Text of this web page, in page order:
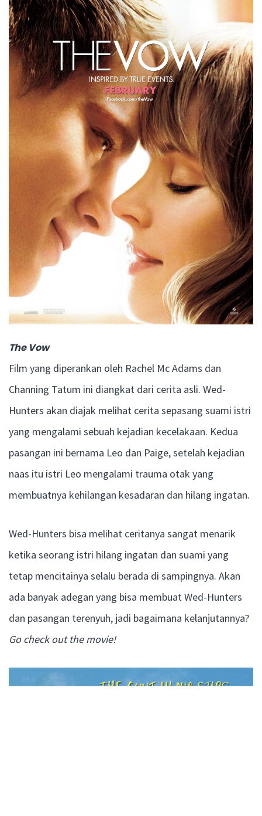
The Vow
Film yang diperankan oleh Rachel Mc Adams dan
Channing Tatum ini diangkat dari cerita asli. Wed-
Hunters akan diajak melihat cerita sepasang suami istri
yang mengalami sebuah kejadian kecelakaan. Kedua
pasangan ini bernama Leo dan Paige, setelah kejadian
naas itu istri Leo mengalami trauma otak yang
membuatnya kehilangan kesadaran dan hilang ingatan.
Wed-Hunters bisa melihat ceritanya sangat menarik
ketika seorang istri hilang ingatan dan suami yang
tetap mencitainya selalu berada di sampingnya. Akan
ada banyak adegan yang bisa membuat Wed-Hunters
dan pasangan terenyuh, jadi bagaimana kelanjutannya?
Go check out the movie!